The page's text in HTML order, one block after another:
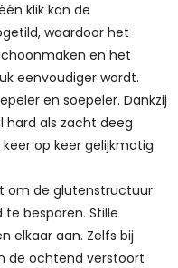
klik kan de
waardoor het
en het
eenvoudiger wordt.
en soepeler. Dankzij
hard als zacht deeg
op keer gelijkmatig
om de glutenstructuur
besparen. Stille
elkaar aan. Zelfs bij
de ochtend verstoort